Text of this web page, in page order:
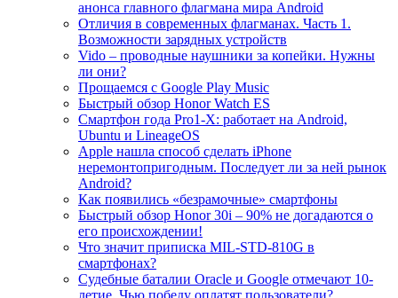
анонса главного флагмана мира Android
Отличия в современных флагманах. Часть 1.
Возможности зарядных устройств
Vido – проводные наушники за копейки. Нужны
ли они?
Прощаемся с Google Play Music
Быстрый обзор Honor Watch ES
Смартфон года Pro1-X: работает на Android,
Ubuntu и LineageOS
Apple нашла способ сделать iPhone
неремонтопригодным. Последует ли за ней рынок
Android?
Как появились «безрамочные» смартфоны
Быстрый обзор Honor 30i – 90% не догадаются о
его происхождении!
Что значит приписка MIL-STD-810G в
смартфонах?
Судебные баталии Oracle и Google отмечают 10-